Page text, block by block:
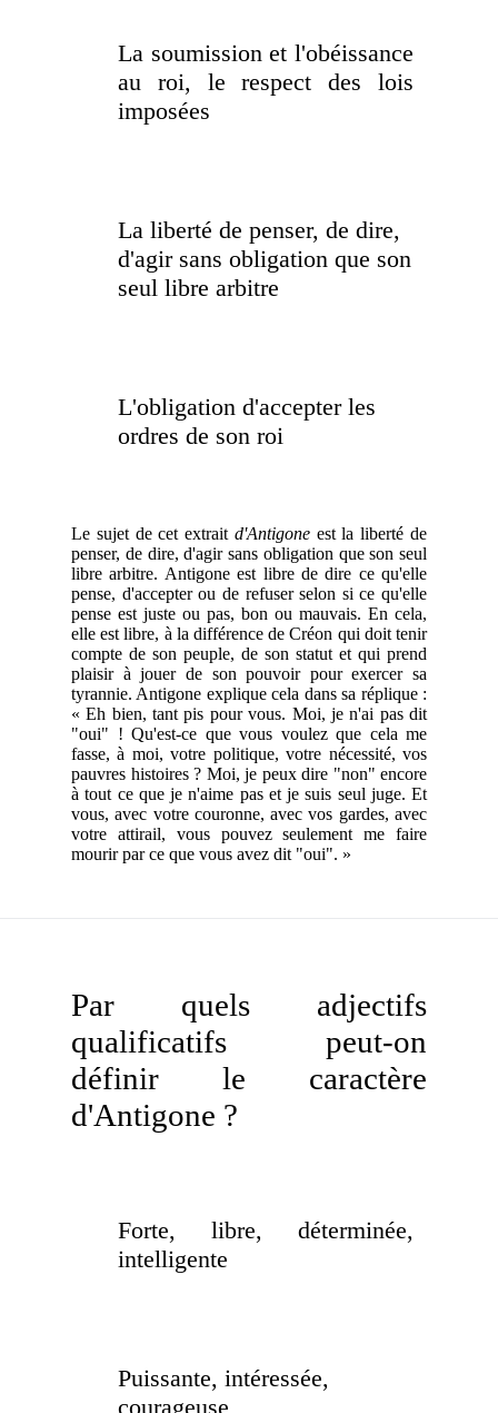
La soumission et l'obéissance
au roi, le respect des lois
imposées
La liberté de penser, de dire,
d'agir sans obligation que son
seul libre arbitre
L'obligation d'accepter les
ordres de son roi
Le sujet de cet extrait d'Antigoneest la liberté de
penser, de dire, d'agir sans obligation que son seul
libre arbitre. Antigone est libre de dire ce qu'elle
pense, d'accepter ou de refuser selon si ce qu'elle
pense est juste ou pas, bon ou mauvais. En cela,
elle est libre, à la différence de Créon qui doit tenir
compte de son peuple, de son statut et qui prend
plaisir à jouer de son pouvoir pour exercer sa
tyrannie. Antigone explique cela dans sa réplique :
« Eh bien, tant pis pour vous. Moi, je n'ai pas dit
"oui" ! Qu'est-ce que vous voulez que cela me
fasse, à moi, votre politique, votre nécessité, vos
pauvres histoires ? Moi, je peux dire "non" encore
à tout ce que je n'aime pas et je suis seul juge. Et
vous, avec votre couronne, avec vos gardes, avec
votre attirail, vous pouvez seulement me faire
mourir par ce que vous avez dit "oui". »
Par quels adjectifs
qualificatifs peut-on
définir le caractère
d'Antigone ?
Forte, libre, déterminée,
intelligente
Puissante, intéressée,
courageuse